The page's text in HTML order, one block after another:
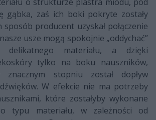
gąbka, zaś ich boki pokryte zostały
producent uzyskał połączenie
usze mogą spokojnie „oddychać”
delikatnego materiału, a dzięki
tylko na boku nauszników,
znacznym stopniu został dopływ
W efekcie nie ma potrzeby
które zostałyby wykonane
typu materiału, w zależności od